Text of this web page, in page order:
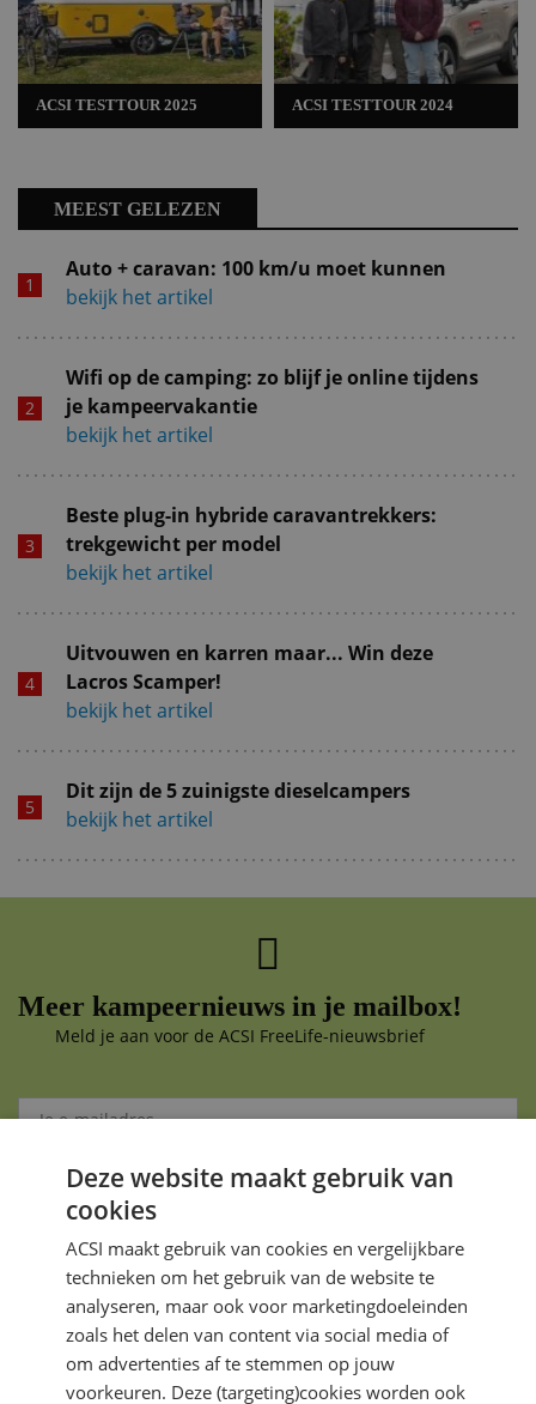
ACSI TESTTOUR 2025 ACSI TESTTOUR 2024
MEEST GELEZEN
Auto + caravan: 100 km/u moet kunnen
bekijk het artikel
Wifi op de camping: zo blijf je online tijdens
je kampeervakantie
bekijk het artikel
Beste plug-in hybride caravantrekkers:
trekgewicht per model
bekijk het artikel
Uitvouwen en karren maar... Win deze
Lacros Scamper!
bekijk het artikel
Dit zijn de 5 zuinigste dieselcampers
bekijk het artikel
Meer kampeernieuws in je mailbox!
Meld je aan voor de ACSI FreeLife-nieuwsbrief
Aanmelden
Je gegevens zijn veilig en worden niet gedeeld met anderen
Deze website maakt gebruik van
cookies
ACSI maakt gebruik van cookies en vergelijkbare
technieken om het gebruik van de website te
analyseren, maar ook voor marketingdoeleinden
zoals het delen van content via social media of
om advertenties af te stemmen op jouw
voorkeuren. Deze (targeting)cookies worden ook